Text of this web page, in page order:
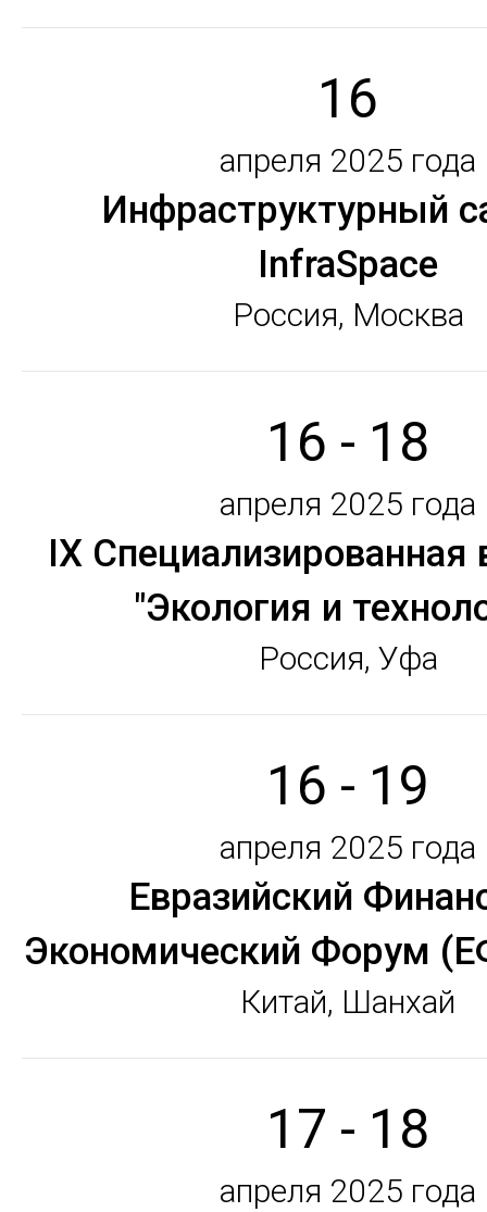
16
апреля 2025 года
Инфраструктурный
InfraSpace
Россия, Москва
16 - 18
апреля 2025 года
IX Специализированная
"Экология и
Россия, Уфа
16 - 19
апреля 2025 года
Евразийский
Экономический Форум
Китай, Шанхай
17 - 18
апреля 2025 года